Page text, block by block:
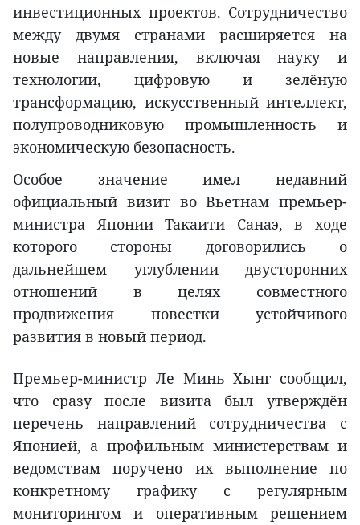
инвестиционных проектов. Сотрудничество
между двумя странами расширяется на
новые направления, включая науку и
технологии, цифровую и зелёную
трансформацию, искусственный интеллект,
полупроводниковую промышленность и
экономическую безопасность.
Особое значение имел недавний
официальный визит во Вьетнам премьер-
министра Японии Такаити Санаэ, в ходе
которого стороны договорились о
дальнейшем углублении двусторонних
отношений в целях совместного
продвижения повестки устойчивого
развития в новый период.
Премьер-министр Ле Минь Хынг сообщил,
что сразу после визита был утверждён
перечень направлений сотрудничества с
Японией, а профильным министерствам и
ведомствам поручено их выполнение по
конкретному графику с регулярным
мониторингом и оперативным решением